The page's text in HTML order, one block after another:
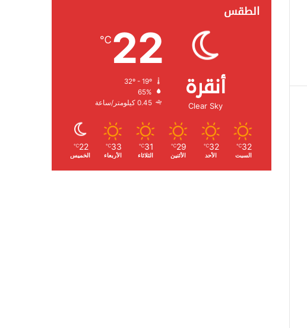
الطقس
أنقرة
Clear Sky
22
℃
الرطوبة:
الرياح:
32
℃
السبت
32
℃
الأحد
29
℃
الأثنين
31
℃
الثلاثاء
33
℃
الأربعاء
22
℃
الخميس